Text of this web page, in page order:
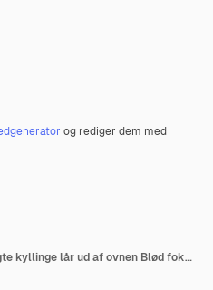
og rediger dem med
Kvindes hånd trækker bagte kyllinge lår ud af ovnen Blød fokus selektivt fokus